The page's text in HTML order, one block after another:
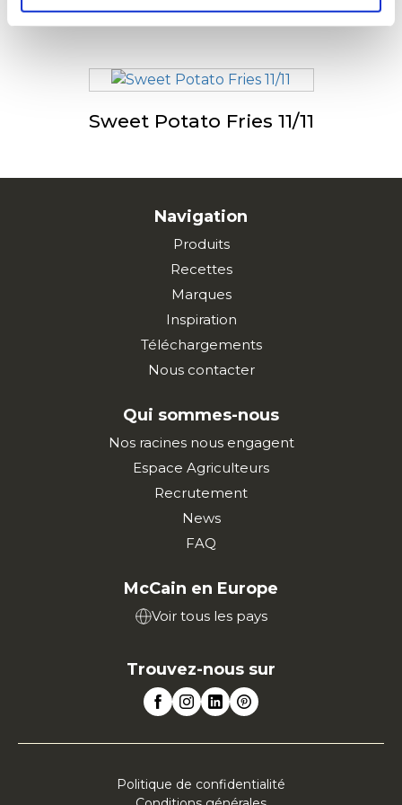
Tradistyle
Sweet Potato Fries 11/11
Navigation
Produits
Recettes
Marques
Inspiration
Téléchargements
Nous contacter
Qui sommes-nous
Nos racines nous engagent
Espace Agriculteurs
Recrutement
News
FAQ
McCain en Europe
Voir tous les pays
Trouvez-nous sur
Politique de confidentialité